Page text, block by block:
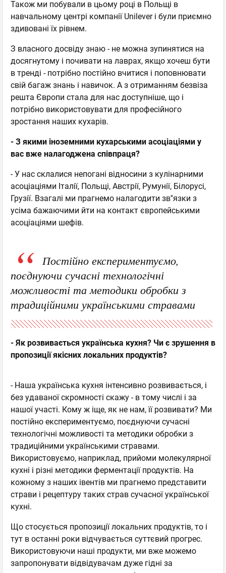
Також ми побували в цьому році в Польщі в
навчальному центрі компанії Unilever і були приємно
здивовані їх рівнем.
З власного досвіду знаю - не можна зупинятися на
досягнутому і почивати на лаврах, якщо хочеш бути
в тренді - потрібно постійно вчитися і поповнювати
свій багаж знань і навичок. А з отриманням безвіза
решта Європи стала для нас доступніше, що і
потрібно використовувати для професійного
зростання наших кухарів.
- З якими іноземними кухарськими асоціаціями у
вас вже налагоджена співпраця?
- У нас склалися непогані відносини з кулінарними
асоціаціями Італії, Польщі, Австрії, Румунії, Білорусі,
Грузії. Взагалі ми прагнемо налагодити зв''язки з
усіма бажаючими йти на контакт європейськими
асоціаціями шефів.
Постійно експериментуємо,
поєднуючи сучасні технологічні
можливості та методики обробки з
традиційними українськими стравами
- Як розвивається українська кухня? Чи є зрушення в
пропозиції якісних локальних продуктів?
- Наша українська кухня інтенсивно розвивається, і
без удаваної скромності скажу - в тому числі і за
нашої участі. Кому ж іще, як не нам, її розвивати? Ми
постійно експериментуємо, поєднуючи сучасні
технологічні можливості та методики обробки з
традиційними українськими стравами.
Використовуємо, наприклад, прийоми молекулярної
кухні і різні методики ферментації продуктів. На
кожному з наших івентів ми прагнемо представити
страви і рецептуру таких страв сучасної української
кухні.
Що стосується пропозиції локальних продуктів, то і
тут в останні роки відчувається суттєвий прогрес.
Використовуючи наші продукти, ми вже можемо
запропонувати відвідувачам дуже гідні за